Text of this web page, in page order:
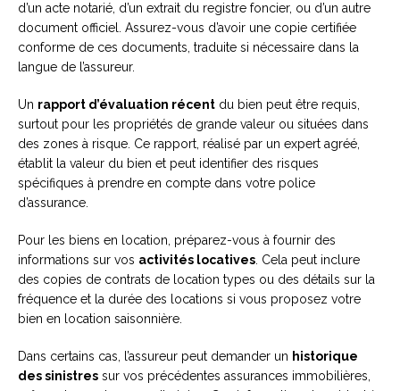
d’un acte notarié, d’un extrait du registre foncier, ou d’un autre
document officiel. Assurez-vous d’avoir une copie certifiée
conforme de ces documents, traduite si nécessaire dans la
langue de l’assureur.
Un rapport d’évaluation récent du bien peut être requis,
surtout pour les propriétés de grande valeur ou situées dans
des zones à risque. Ce rapport, réalisé par un expert agréé,
établit la valeur du bien et peut identifier des risques
spécifiques à prendre en compte dans votre police
d’assurance.
Pour les biens en location, préparez-vous à fournir des
informations sur vos activités locatives. Cela peut inclure
des copies de contrats de location types ou des détails sur la
fréquence et la durée des locations si vous proposez votre
bien en location saisonnière.
Dans certains cas, l’assureur peut demander un historique
des sinistres sur vos précédentes assurances immobilières,